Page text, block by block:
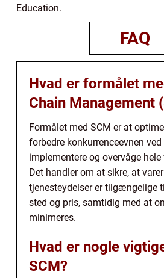
Education.
FAQ
Hvad er formålet
Chain Management
Formålet med SCM er at
forbedre konkurrenceevnen
implementere og overvåge
Det handler om at sikre, at
tjenesteydelser er tilgængelige
sted og pris, samtidig med at
minimeres.
Hvad er nogle
SCM?